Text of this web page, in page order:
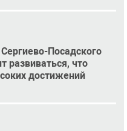
Посадского
развиваться, что
достижений